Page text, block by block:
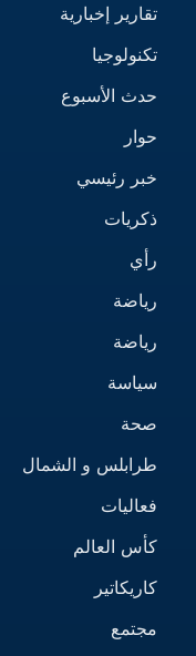
تقارير إخبارية
تكنولوجيا
حدث الأسبوع
حوار
خبر رئيسي
ذكريات
رأي
رياضة
رياضة
سياسة
صحة
طرابلس و الشمال
فعاليات
كأس العالم
كاريكاتير
مجتمع